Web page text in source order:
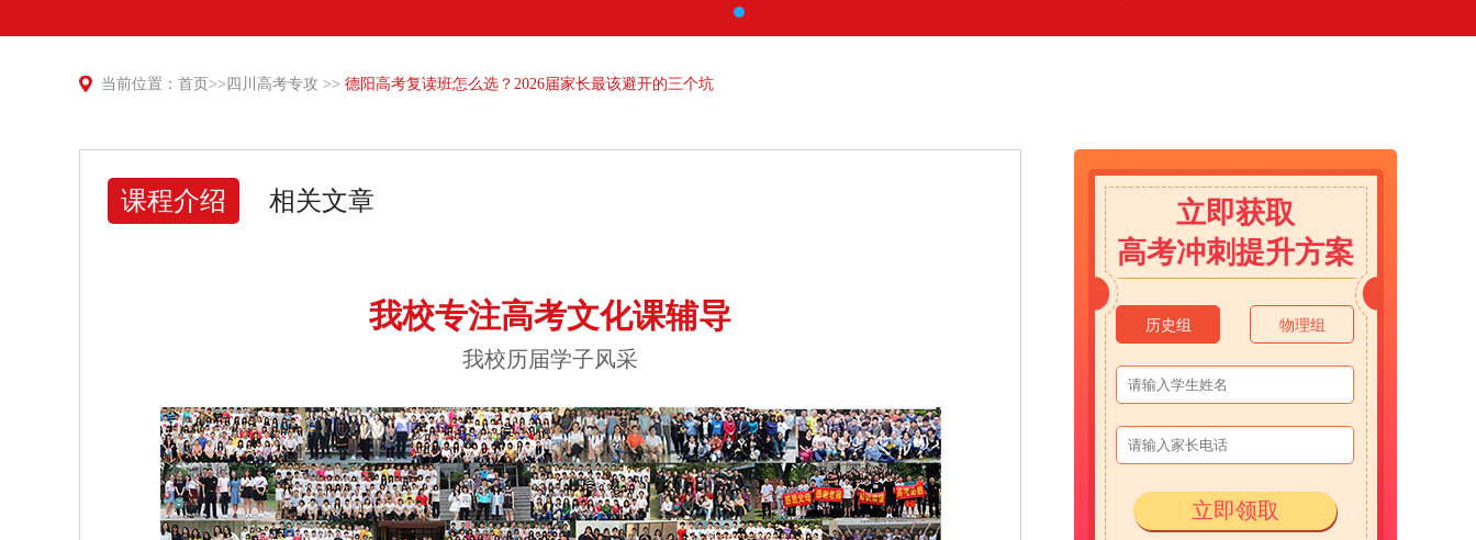
当前位置： 首页 >> 四川高考专攻 >> 德阳高考复读班怎么选？2026届家长最该避开的三个坑
课程介绍 相关文章
我校专注高考文化课辅导
我校历届学子风采
立即获取
高考冲刺提升方案
历史组 物理组
立即领取